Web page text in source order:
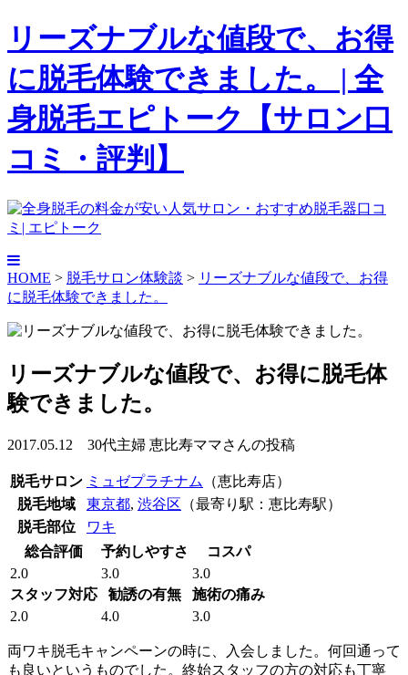
リーズナブルな値段で、お得
に脱毛体験できました。 | 全
身脱毛エピトーク【サロン口
コミ・評判】
HOME > 脱毛サロン体験談 > リーズナブルな値段で、お得
に脱毛体験できました。
リーズナブルな値段で、お得に脱毛体
験できました。
2017.05.12 30代主婦 恵比寿ママさんの投稿
脱毛サロン ミュゼプラチナム
（恵比寿店）
脱毛地域
東京都, 渋谷区 （最寄り駅：恵比寿駅）
脱毛部位
ワキ
総合評価
予約しやすさ
コスパ
2.0
3.0
3.0
スタッフ対応
勧誘の有無
施術の痛み
2.0
4.0 3.0
両ワキ脱毛キャンペーンの時に、入会しました。何回通って
も良いというものでした。終始スタッフの方の対応も丁寧